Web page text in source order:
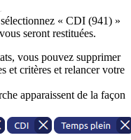
« CDI (941) »
seront restituées.
vous pouvez supprimer
et critères et relancer votre
apparaissent de la façon